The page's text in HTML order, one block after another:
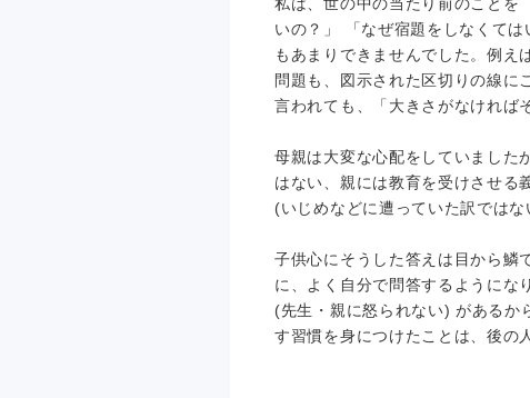
いの？」 「なぜ宿題をしなくて
もあまりできませんでした。例
問題も、図示された区切りの線に
言われても、「大きさがなければ
母親は大変な心配をしていました
はない、親には教育を受けさせる
(いじめなどに遭っていた訳では
子供心にそうした答えは目から鱗
に、よく自分で問答するようにな
(先生・親に怒られない) があるか
す習慣を身につけたことは、後の